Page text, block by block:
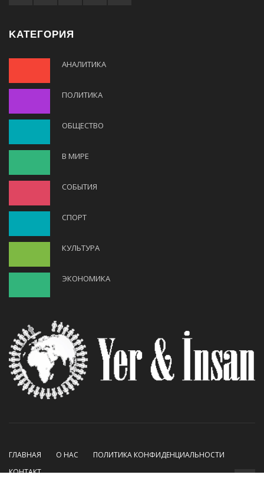
KАТЕГОРИЯ
АНАЛИТИКА
ПОЛИТИКА
ОБЩЕСТВО
В МИРЕ
СОБЫТИЯ
СПОРТ
КУЛЬТУРА
ЭКОНОМИКА
ГЛАВНАЯ О НАС
ПОЛИТИКА КОНФИДЕНЦИАЛЬНОСТИ
КОНТАКТ